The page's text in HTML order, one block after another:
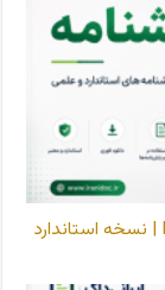
دانلود پرسشنامه صفات پنج‌گانه شخصیتی NEO | نسخه استاندارد